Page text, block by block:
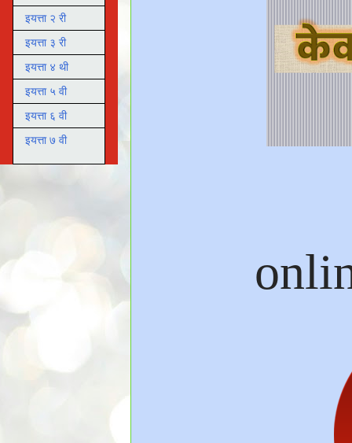
इयत्ता २ री
इयत्ता ३ री
इयत्ता ४ थी
इयत्ता ५ वी
इयत्ता ६ वी
इयत्ता ७ वी